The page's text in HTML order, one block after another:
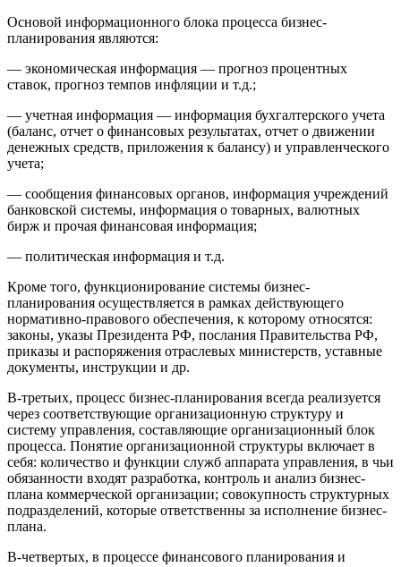
Основой информационного блока процесса бизнес-
планирования являются:
— экономическая информация — прогноз процентных
ставок, прогноз темпов инфляции и т.д.;
— учетная информация — информация бухгалтерского учета
(баланс, отчет о финансовых результатах, отчет о движении
денежных средств, приложения к балансу) и управленческого
учета;
— сообщения финансовых органов, информация учреждений
банковской системы, информация о товарных, валютных
бирж и прочая финансовая информация;
— политическая информация и т.д.
Кроме того, функционирование системы бизнес-
планирования осуществляется в рамках действующего
нормативно-правового обеспечения, к которому относятся:
законы, указы Президента РФ, послания Правительства РФ,
приказы и распоряжения отраслевых министерств, уставные
документы, инструкции и др.
В-третьих, процесс бизнес-планирования всегда реализуется
через соответствующие организационную структуру и
систему управления, составляющие организационный блок
процесса. Понятие организационной структуры включает в
себя: количество и функции служб аппарата управления, в чьи
обязанности входят разработка, контроль и анализ бизнес-
плана коммерческой организации; совокупность структурных
подразделений, которые ответственны за исполнение бизнес-
плана.
В-четвертых, в процессе финансового планирования и